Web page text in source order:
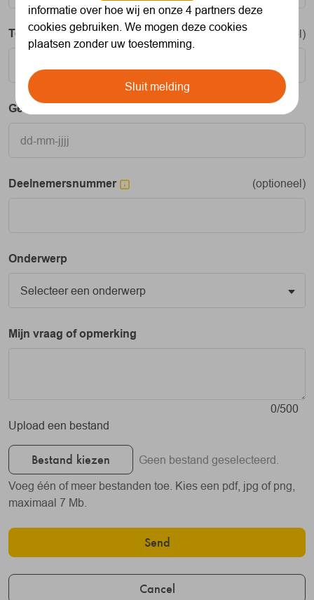
Telefoonnummer (optioneel)
Geboortedatum
Deelnemersnummer (optioneel)
Onderwerp
Mijn vraag of opmerking
0/500
Upload een bestand
Bestand kiezen Geen bestand geselecteerd.
Voeg één of meer bestanden toe. Kies een pdf, jpg of png,
maximaal 7 Mb.
Send
Cancel
informatie over hoe wij en onze 4 partners deze
cookies gebruiken. We mogen deze cookies
plaatsen zonder uw toestemming.
Sluit melding